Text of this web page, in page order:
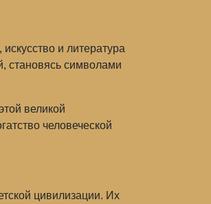
и литература
становясь символами
великой
человеческой
цивилизации. Их